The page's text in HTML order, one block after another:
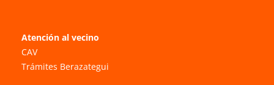
Atención al vecino
CAV
Trámites Berazategui